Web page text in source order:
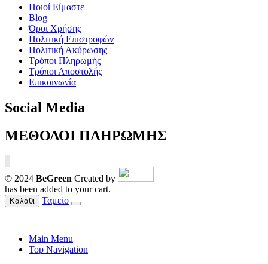
Ποιοί Είμαστε
Blog
Όροι Χρήσης
Πολιτική Επιστροφών
Πολιτική Ακύρωσης
Τρόποι Πληρωμής
Τρόποι Αποστολής
Επικοινωνία
Social Media
ΜΕΘΟΔΟΙ ΠΛΗΡΩΜΗΣ
© 2024 BeGreen Created by
has been added to your cart.
Καλάθι Ταμείο
Main Menu
Top Navigation